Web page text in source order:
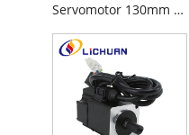
Servomotor 130mm s přírubou AC 220V